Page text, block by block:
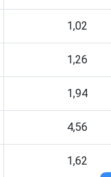
1,02
1,26
1,94
4,56
1,62